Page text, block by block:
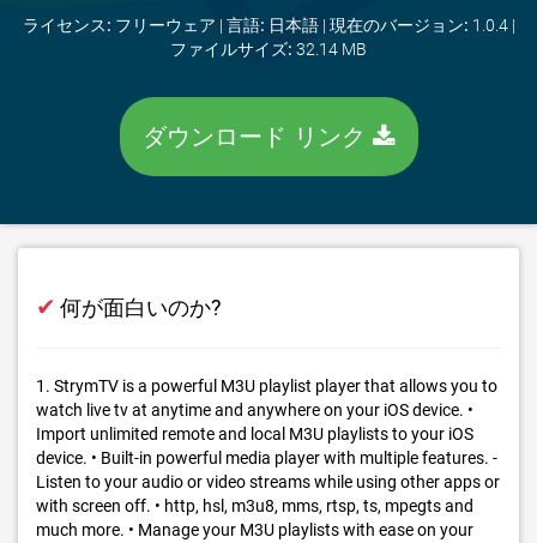
ライセンス: フリーウェア | 言語: 日本語 | 現在のバージョン: 1.0.4 |
ファイルサイズ: 32.14 MB
ダウンロード リンク
✔ 何が面白いのか?
1. StrymTV is a powerful M3U playlist player that allows you to
watch live tv at anytime and anywhere on your iOS device. •
Import unlimited remote and local M3U playlists to your iOS
device. • Built-in powerful media player with multiple features. -
Listen to your audio or video streams while using other apps or
with screen off. • http, hsl, m3u8, mms, rtsp, ts, mpegts and
much more. • Manage your M3U playlists with ease on your